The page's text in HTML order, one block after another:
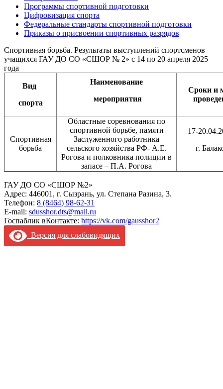
Программы спортивной подготовки
Цифровизация спорта
Федеральные стандарты спортивной подготовки
Приказы о присвоении спортивных разрядов
Спортивная борьба. Результаты выступлений спортсменов —
учащихся ГАУ ДО СО «СШОР № 2» с 14 по 20 апреля 2025
года
Вид
спорта
Наименование
мероприятия
Сроки и
Спортивная
борьба
Областные соревнования по
спортивной борьбе, памяти
Заслуженного работника
сельского хозяйства РФ- А.Е.
Рогова и полковника полиции в
запасе – П.А. Рогова
17-
г.
ГАУ ДО СО «СШОР №2»
Адрес: 446001, г. Сызрань, ул. Степана Разина, 3.
Телефон: 8 (8464) 98-62-31
E-mail: sdusshor.dts@mail.ru
Госпаблик вКонтакте: https://vk.com/gausshor2
Версия для слабовидящих